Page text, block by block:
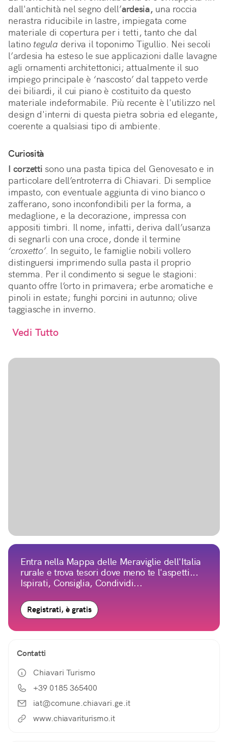
dall'antichità nel segno dell’ardesia, una roccia
nerastra riducibile in lastre, impiegata come
materiale di copertura per i tetti, tanto che dal
latino tegula deriva il toponimo Tigullio. Nei secoli
l’ardesia ha esteso le sue applicazioni dalle lavagne
agli ornamenti architettonici; attualmente il suo
impiego principale è ‘nascosto’ dal tappeto verde
dei biliardi, il cui piano è costituito da questo
materiale indeformabile. Più recente è l'utilizzo nel
design d'interni di questa pietra sobria ed elegante,
coerente a qualsiasi tipo di ambiente.
Curiosità
I corzetti sono una pasta tipica del Genovesato e in
particolare dell’entroterra di Chiavari. Di semplice
impasto, con eventuale aggiunta di vino bianco o
zafferano, sono inconfondibili per la forma, a
medaglione, e la decorazione, impressa con
appositi timbri. Il nome, infatti, deriva dall’usanza
di segnarli con una croce, donde il termine
‘croxetto’. In seguito, le famiglie nobili vollero
distinguersi imprimendo sulla pasta il proprio
stemma. Per il condimento si segue le stagioni:
quanto offre l’orto in primavera; erbe aromatiche e
pinoli in estate; funghi porcini in autunno; olive
taggiasche in inverno.
Vedi Tutto
Entra nella Mappa delle Meraviglie dell'Italia
rurale e trova tesori dove meno te l'aspetti...
Ispirati, Consiglia, Condividi...
Registrati, è gratis
Contatti
Chiavari Turismo
+39 0185 365400
iat@comune.chiavari.ge.it
www.chiavariturismo.it